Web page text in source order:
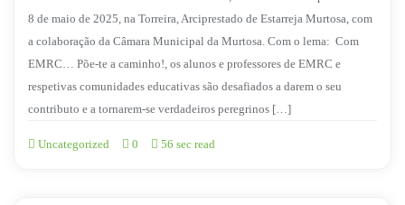
8 de maio de 2025, na Torreira, Arciprestado de Estarreja Murtosa, com
a colaboração da Câmara Municipal da Murtosa. Com o lema: Com
EMRC… Põe-te a caminho!, os alunos e professores de EMRC e
respetivas comunidades educativas são desafiados a darem o seu
contributo e a tornarem-se verdadeiros peregrinos […]
Uncategorized 0 56 sec read